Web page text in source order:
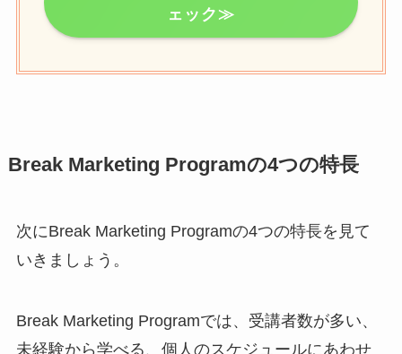
ェック≫
Break Marketing Programの4つの特長
次にBreak Marketing Programの4つの特長を見て
いきましょう。
Break Marketing Programでは、受講者数が多い、
未経験から学べる、個人のスケジュールにあわせ